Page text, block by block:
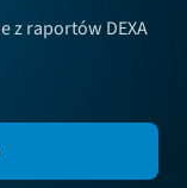
z raportów DEXA